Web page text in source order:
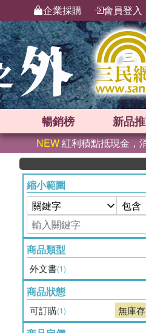
企業採購 會員登入
暢銷榜 新品
NEW紅利積點抵現金，
縮小範圍
商品類型
外文書(1)
商品狀態
可訂購(1) 無庫存